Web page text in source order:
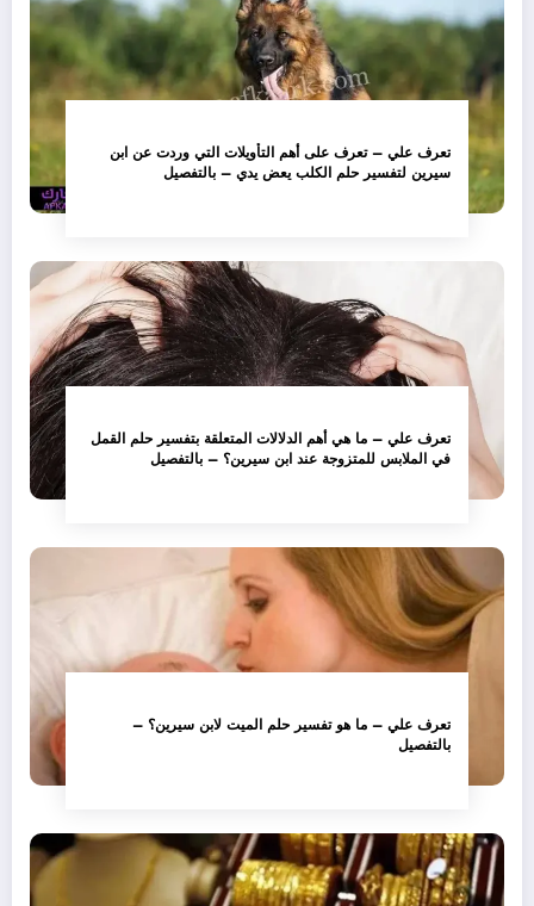
تعرف علي – تعرف على أهم التأويلات التي وردت عن ابن
سيرين لتفسير حلم الكلب يعض يدي – بالتفصيل
تعرف علي – ما هي أهم الدلالات المتعلقة بتفسير حلم القمل
في الملابس للمتزوجة عند ابن سيرين؟ – بالتفصيل
تعرف علي – ما هو تفسير حلم الميت لابن سيرين؟ –
بالتفصيل